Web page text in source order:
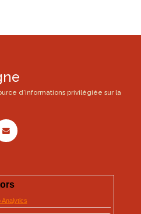
d'informations privilégiée sur la